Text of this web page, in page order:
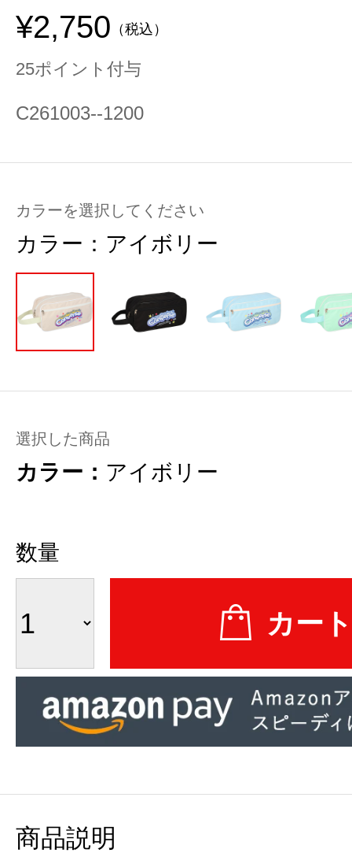
¥2,750 （税込）
25ポイント付与
C261003--1200
カラーを選択してください
カラー： アイボリー
選択した商品
カラー： アイボリー
数量
商品説明